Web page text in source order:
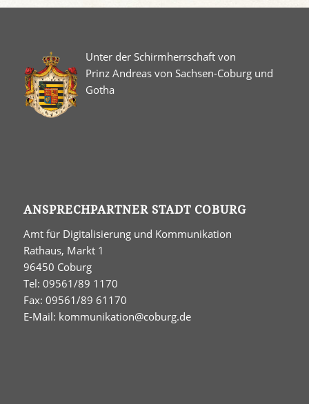
Unter der Schirmherrschaft von
Prinz Andreas von Sachsen-Coburg und
Gotha
ANSPRECHPARTNER STADT COBURG
Amt für Digitalisierung und Kommunikation
Rathaus, Markt 1
96450 Coburg
Tel: 09561/89 1170
Fax: 09561/89 61170
E-Mail: kommunikation@coburg.de